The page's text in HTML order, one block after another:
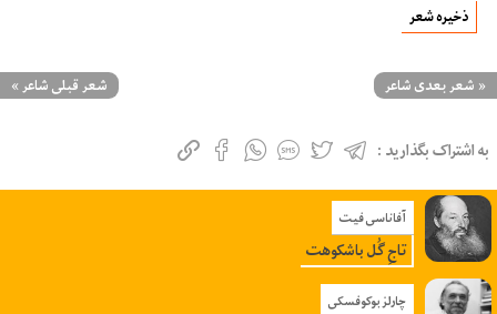
ذخیره شعر
« شعر بعدی شاعر شعر قبلی شاعر»
به اشتراک بگذارید :
آفاناسی فیت
تاجِ گُل باشکوهت
چارلز بوکوفسکی